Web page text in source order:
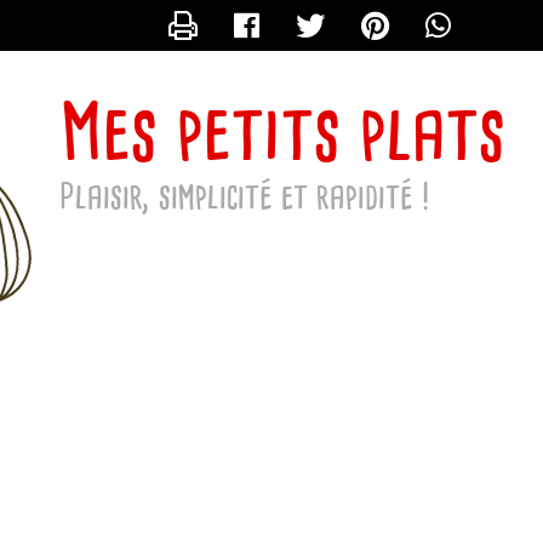
Mes petits plats
Plaisir, simplicité et rapidité !